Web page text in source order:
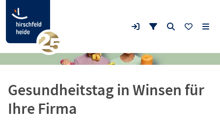
Gesundheitstag in Winsen für
Ihre Firma